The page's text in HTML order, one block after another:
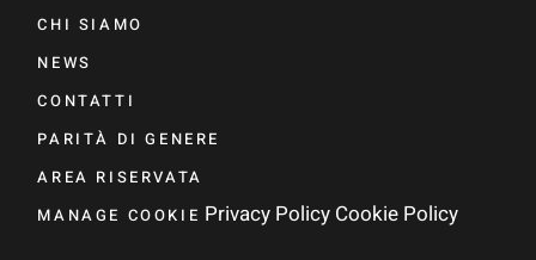
CHI SIAMO
NEWS
CONTATTI
PARITÀ DI GENERE
AREA RISERVATA
MANAGE COOKIE Privacy Policy Cookie Policy